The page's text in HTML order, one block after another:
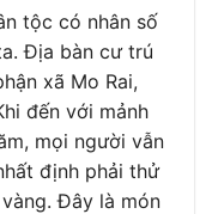
tộc có nhân số
Địa bàn cư trú
xã Mo Rai,
đến với mảnh
mọi người vẫn
định phải thử
Đây là món